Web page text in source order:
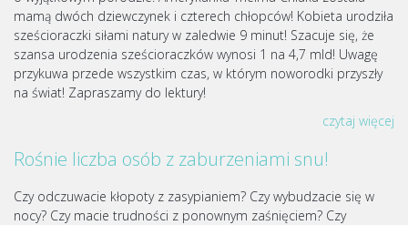
mamą dwóch dziewczynek i czterech chłopców! Kobieta urodziła
sześcioraczki siłami natury w zaledwie 9 minut! Szacuje się, że
szansa urodzenia sześcioraczków wynosi 1 na 4,7 mld! Uwagę
przykuwa przede wszystkim czas, w którym noworodki przyszły
na świat! Zapraszamy do lektury!
czytaj więcej
Rośnie liczba osób z zaburzeniami snu!
Czy odczuwacie kłopoty z zasypianiem? Czy wybudzacie się w
nocy? Czy macie trudności z ponownym zaśnięciem? Czy